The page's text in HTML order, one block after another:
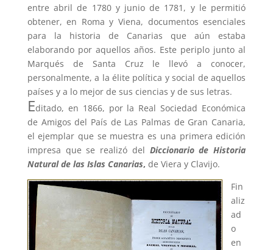
entre abril de 1780 y junio de 1781, y le permitió
obtener, en Roma y Viena, documentos esenciales
para la historia de Canarias que aún estaba
elaborando por aquellos años. Este periplo junto al
Marqués de Santa Cruz le llevó a conocer,
personalmente, a la élite política y social de aquellos
países y a lo mejor de sus ciencias y de sus letras.
Editado, en 1866, por la Real Sociedad Económica
de Amigos del País de Las Palmas de Gran Canaria,
el ejemplar que se muestra es una primera edición
impresa que se realizó del Diccionario de Historia
Natural de las Islas Canarias, de Viera y Clavijo.
Fin
aliz
ad
o
en